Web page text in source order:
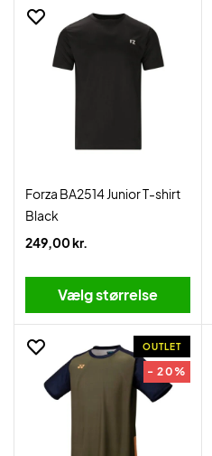
Forza BA2514 Junior T-shirt
Black
249,00 kr.
Vælg størrelse
OUTLET
- 20%